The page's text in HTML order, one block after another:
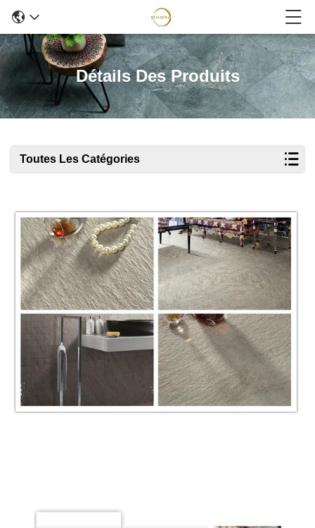
Détails Des Produits
Toutes Les Catégories